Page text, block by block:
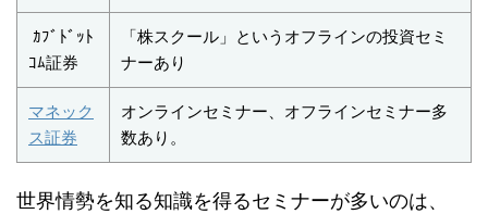
ｶﾌﾞﾄﾞｯﾄ
ｺﾑ証券
「株スクール」というオフラインの投資セミ
ナーあり
マネック
ス証券
オンラインセミナー、オフラインセミナー多
数あり。
世界情勢を知る知識を得るセミナーが多いのは、